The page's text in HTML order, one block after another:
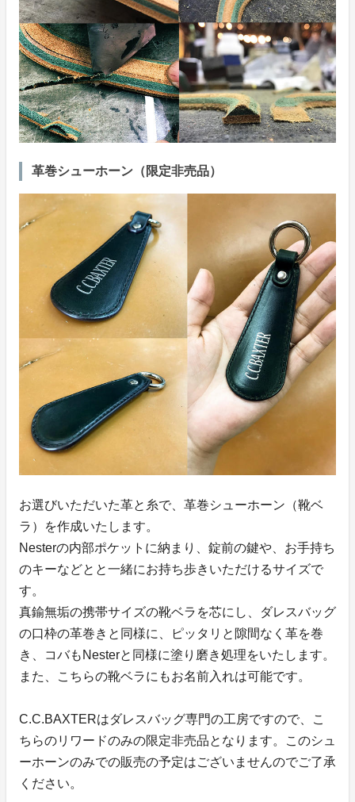
革巻シューホーン（限定非売品）
お選びいただいた革と糸で、革巻シューホーン（靴ベ
ラ）を作成いたします。
Nesterの内部ポケットに納まり、錠前の鍵や、お手持ち
のキーなどとと一緒にお持ち歩きいただけるサイズで
す。
真鍮無垢の携帯サイズの靴ベラを芯にし、ダレスバッグ
の口枠の革巻きと同様に、ピッタリと隙間なく革を巻
き、コバもNesterと同様に塗り磨き処理をいたします。
また、こちらの靴ベラにもお名前入れは可能です。
C.C.BAXTERはダレスバッグ専門の工房ですので、こ
ちらのリワードのみの限定非売品となります。このシュ
ーホーンのみでの販売の予定はございませんのでご了承
ください。